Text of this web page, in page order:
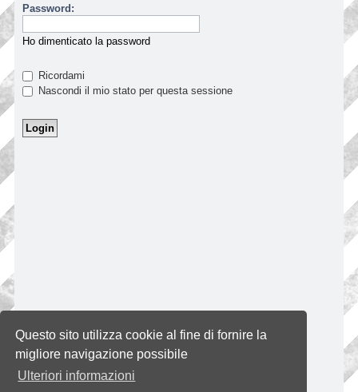
Questo sito utilizza cookie al fine di fornire la
migliore navigazione possibile
Ulteriori informazioni
Password:
Ho dimenticato la password
Ricordami
Nascondi il mio stato per questa sessione